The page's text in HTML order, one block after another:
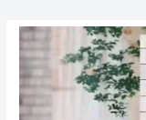
Cartel
plomo
quantity